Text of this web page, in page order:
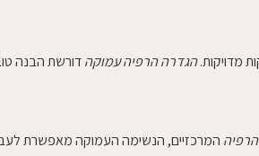
מדויקות.הגדרה הרפיה עמוקהדורשת הבנה
המרכזיים, הנשימה העמוקה מאפשרת